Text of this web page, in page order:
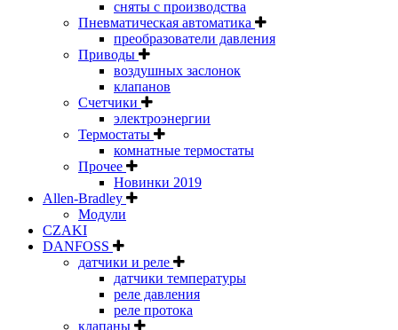
сняты с производства
Пневматическая автоматика
преобразователи давления
Приводы
воздушных заслонок
клапанов
Счетчики
электроэнергии
Термостаты
комнатные термостаты
Прочее
Новинки 2019
Allen-Bradley
Модули
CZAKI
DANFOSS
датчики и реле
датчики температуры
реле давления
реле протока
клапаны